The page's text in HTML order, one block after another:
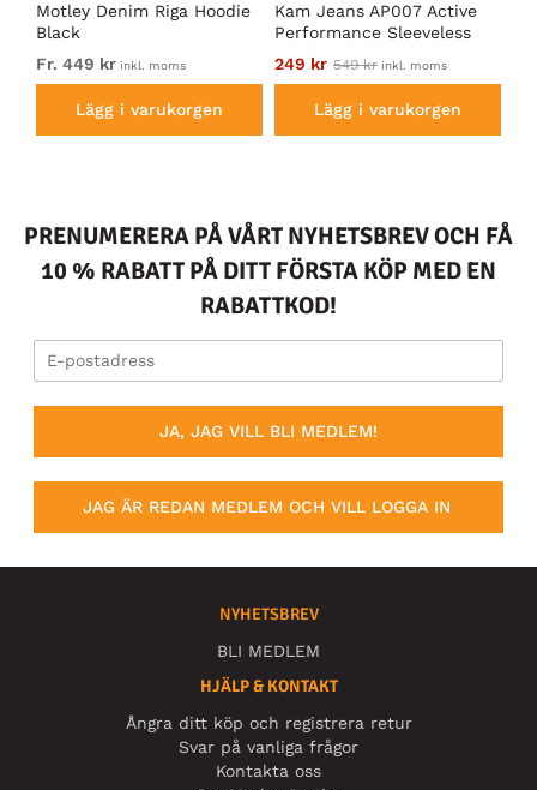
Motley Denim Riga Hoodie
Black
Fr. 449 kr inkl. moms
Lägg i varukorgen
Kam Jeans AP007 Active
Performance Sleeveless
Hoodie Grey
249 kr 549 kr inkl. moms
Lägg i varukorgen
PRENUMERERA PÅ VÅRT NYHETSBREV OCH FÅ
10 % RABATT PÅ DITT FÖRSTA KÖP MED EN
RABATTKOD!
JA, JAG VILL BLI MEDLEM!
JAG ÄR REDAN MEDLEM OCH VILL LOGGA IN
NYHETSBREV
BLI MEDLEM
HJÄLP & KONTAKT
Ångra ditt köp och registrera retur
Svar på vanliga frågor
Kontakta oss